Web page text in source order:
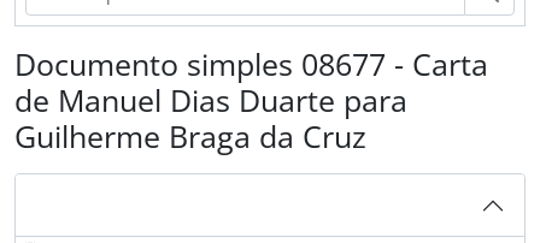
Documento simples 08677 - Carta
de Manuel Dias Duarte para
Guilherme Braga da Cruz